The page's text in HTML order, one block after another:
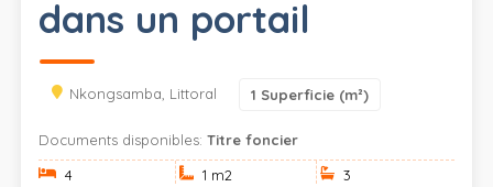
dans un portail
Nkongsamba, Littoral 1 Superficie (m²)
Documents disponibles:Titre foncier
4
1 m2 3